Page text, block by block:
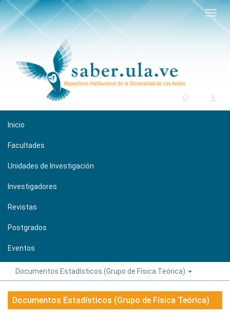
Inicio
Facultades
Unidades de Investigación
Investigadores
Revistas
Postgrados
Eventos
Documentos Estadísticos (Grupo de Física Teórica)
Documentos Estadísticos (Grupo de Física Teórica)